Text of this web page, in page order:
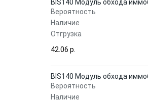
BIS140 Модуль обхода
Вероятность
Наличие
Отгрузка
42.06 p.
BIS140 Модуль обхода
Вероятность
Наличие